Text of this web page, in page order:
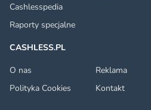
Cashlesspedia
Raporty specjalne
CASHLESS.PL
O nas
Reklama
Polityka Cookies
Kontakt